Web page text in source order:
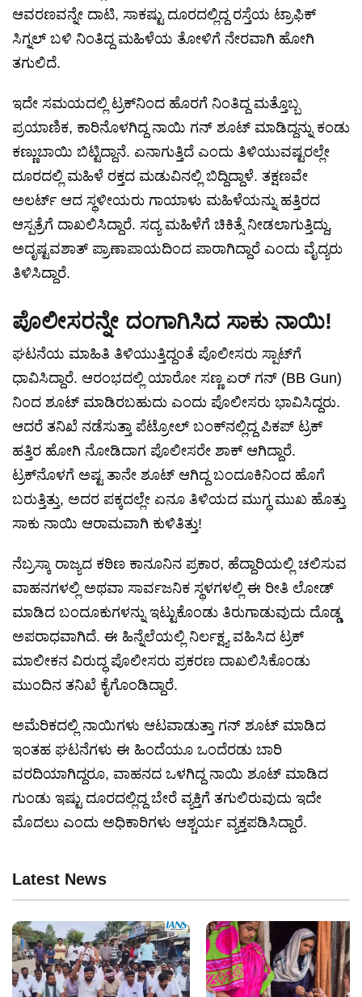
ಆವರಣವನ್ನೇ ದಾಟಿ, ಸಾಕಷ್ಟು ದೂರದಲ್ಲಿದ್ದ ರಸ್ತೆಯ ಟ್ರಾಫಿಕ್
ಸಿಗ್ನಲ್ ಬಳಿ ನಿಂತಿದ್ದ ಮಹಿಳೆಯ ತೋಳಿಗೆ ನೇರವಾಗಿ ಹೋಗಿ
ತಗುಲಿದೆ.
ಇದೇ ಸಮಯದಲ್ಲಿ ಟ್ರಕ್‌ನಿಂದ ಹೊರಗೆ ನಿಂತಿದ್ದ ಮತ್ತೊಬ್ಬ
ಪ್ರಯಾಣಿಕ, ಕಾರಿನೊಳಗಿದ್ದ ನಾಯಿ ಗನ್ ಶೂಟ್ ಮಾಡಿದ್ದನ್ನು ಕಂಡು
ಕಣ್ಣುಬಾಯಿ ಬಿಟ್ಟಿದ್ದಾನೆ. ಏನಾಗುತ್ತಿದೆ ಎಂದು ತಿಳಿಯುವಷ್ಟರಲ್ಲೇ
ದೂರದಲ್ಲಿ ಮಹಿಳೆ ರಕ್ತದ ಮಡುವಿನಲ್ಲಿ ಬಿದ್ದಿದ್ದಾಳೆ. ತಕ್ಷಣವೇ
ಅಲರ್ಟ್ ಆದ ಸ್ಥಳೀಯರು ಗಾಯಾಳು ಮಹಿಳೆಯನ್ನು ಹತ್ತಿರದ
ಆಸ್ಪತ್ರೆಗೆ ದಾಖಲಿಸಿದ್ದಾರೆ. ಸದ್ಯ ಮಹಿಳೆಗೆ ಚಿಕಿತ್ಸೆ ನೀಡಲಾಗುತ್ತಿದ್ದು,
ಅದೃಷ್ಟವಶಾತ್ ಪ್ರಾಣಾಪಾಯದಿಂದ ಪಾರಾಗಿದ್ದಾರೆ ಎಂದು ವೈದ್ಯರು
ತಿಳಿಸಿದ್ದಾರೆ.
ಪೊಲೀಸರನ್ನೇ ದಂಗಾಗಿಸಿದ ಸಾಕು ನಾಯಿ!
ಘಟನೆಯ ಮಾಹಿತಿ ತಿಳಿಯುತ್ತಿದ್ದಂತೆ ಪೊಲೀಸರು ಸ್ಪಾಟ್‌ಗೆ
ಧಾವಿಸಿದ್ದಾರೆ. ಆರಂಭದಲ್ಲಿ ಯಾರೋ ಸಣ್ಣ ಏರ್ ಗನ್ (BB Gun)
ನಿಂದ ಶೂಟ್ ಮಾಡಿರಬಹುದು ಎಂದು ಪೊಲೀಸರು ಭಾವಿಸಿದ್ದರು.
ಆದರೆ ತನಿಖೆ ನಡೆಸುತ್ತಾ ಪೆಟ್ರೋಲ್ ಬಂಕ್‌ನಲ್ಲಿದ್ದ ಪಿಕಪ್ ಟ್ರಕ್
ಹತ್ತಿರ ಹೋಗಿ ನೋಡಿದಾಗ ಪೊಲೀಸರೇ ಶಾಕ್ ಆಗಿದ್ದಾರೆ.
ಟ್ರಕ್‌ನೊಳಗೆ ಅಷ್ಟ ತಾನೇ ಶೂಟ್ ಆಗಿದ್ದ ಬಂದೂಕಿನಿಂದ ಹೊಗೆ
ಬರುತ್ತಿತ್ತು, ಅದರ ಪಕ್ಕದಲ್ಲೇ ಏನೂ ತಿಳಿಯದ ಮುಗ್ಧ ಮುಖ ಹೊತ್ತು
ಸಾಕು ನಾಯಿ ಆರಾಮವಾಗಿ ಕುಳಿತಿತ್ತು!
ನೆಬ್ರಸ್ಕಾ ರಾಜ್ಯದ ಕಠಿಣ ಕಾನೂನಿನ ಪ್ರಕಾರ, ಹೆದ್ದಾರಿಯಲ್ಲಿ ಚಲಿಸುವ
ವಾಹನಗಳಲ್ಲಿ ಅಥವಾ ಸಾರ್ವಜನಿಕ ಸ್ಥಳಗಳಲ್ಲಿ ಈ ರೀತಿ ಲೋಡ್
ಮಾಡಿದ ಬಂದೂಕುಗಳನ್ನು ಇಟ್ಟುಕೊಂಡು ತಿರುಗಾಡುವುದು ದೊಡ್ಡ
ಅಪರಾಧವಾಗಿದೆ. ಈ ಹಿನ್ನೆಲೆಯಲ್ಲಿ ನಿರ್ಲಕ್ಷ್ಯ ವಹಿಸಿದ ಟ್ರಕ್
ಮಾಲೀಕನ ವಿರುದ್ಧ ಪೊಲೀಸರು ಪ್ರಕರಣ ದಾಖಲಿಸಿಕೊಂಡು
ಮುಂದಿನ ತನಿಖೆ ಕೈಗೊಂಡಿದ್ದಾರೆ.
ಅಮೆರಿಕದಲ್ಲಿ ನಾಯಿಗಳು ಆಟವಾಡುತ್ತಾ ಗನ್ ಶೂಟ್ ಮಾಡಿದ
ಇಂತಹ ಘಟನೆಗಳು ಈ ಹಿಂದೆಯೂ ಒಂದೆರಡು ಬಾರಿ
ವರದಿಯಾಗಿದ್ದರೂ, ವಾಹನದ ಒಳಗಿದ್ದ ನಾಯಿ ಶೂಟ್ ಮಾಡಿದ
ಗುಂಡು ಇಷ್ಟು ದೂರದಲ್ಲಿದ್ದ ಬೇರೆ ವ್ಯಕ್ತಿಗೆ ತಗುಲಿರುವುದು ಇದೇ
ಮೊದಲು ಎಂದು ಅಧಿಕಾರಿಗಳು ಆಶ್ಚರ್ಯ ವ್ಯಕ್ತಪಡಿಸಿದ್ದಾರೆ.
Latest News